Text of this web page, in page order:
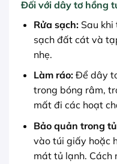
Đối với dây tơ hồng
Rửa sạch:Sau khi
sạch đất cát và
nhẹ.
Làm ráo:Để dây
trong bóng râm,
mất đi các hoạt
Bảo quản trong
vào túi giấy hoặc
mát tủ lạnh. Cách